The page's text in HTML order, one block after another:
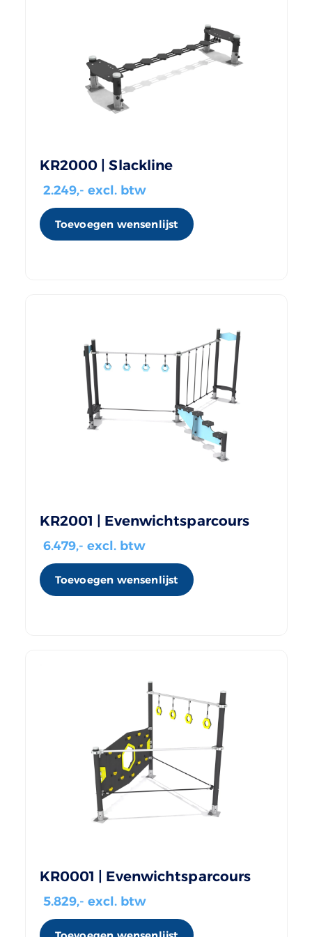
KR2000 | Slackline
2.249,- excl. btw
Toevoegen wensenlijst
KR2001 | Evenwichtsparcours
6.479,- excl. btw
Toevoegen wensenlijst
KR0001 | Evenwichtsparcours
5.829,- excl. btw